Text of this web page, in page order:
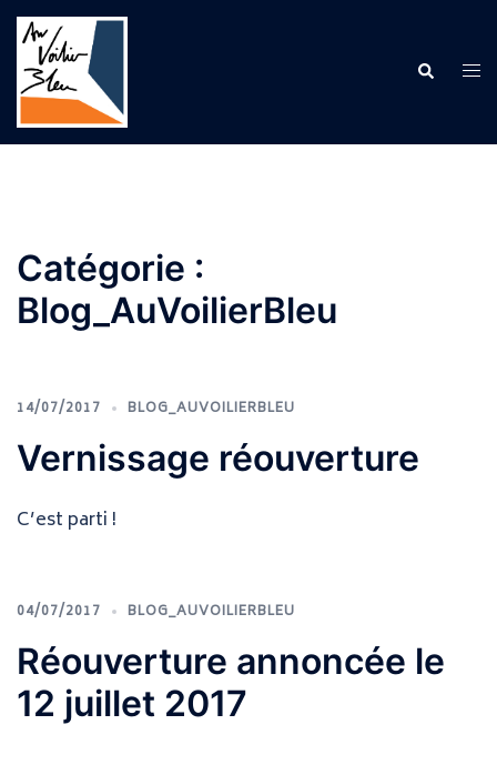
Aller
contenu
Catégorie :
Blog_AuVoilierBleu
14/07/2017 BLOG_AUVOILIERBLEU
Vernissage réouverture
C’est parti !
04/07/2017 BLOG_AUVOILIERBLEU
Réouverture annoncée le
12 juillet 2017